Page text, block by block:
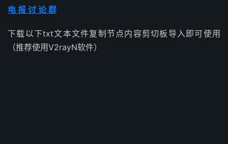
电 报 讨 论 群
下载以下txt文本文件复制节点内容剪切板导入即可使用
（推荐使用V2rayN软件）